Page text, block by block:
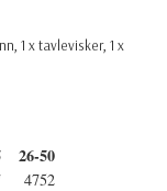
1 x tavlevisker, 1 x
26-50
4752